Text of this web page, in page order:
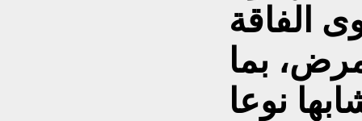
الفاقة
بما
نوعا